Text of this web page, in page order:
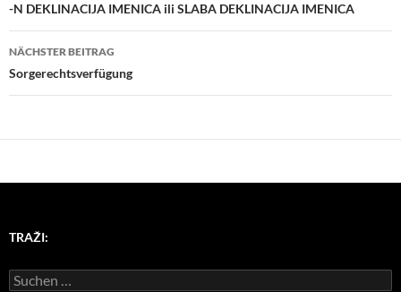
-N DEKLINACIJA IMENICA ili SLABA DEKLINACIJA IMENICA
NÄCHSTER BEITRAG
Sorgerechtsverfügung
TRAŽI:
Suchen